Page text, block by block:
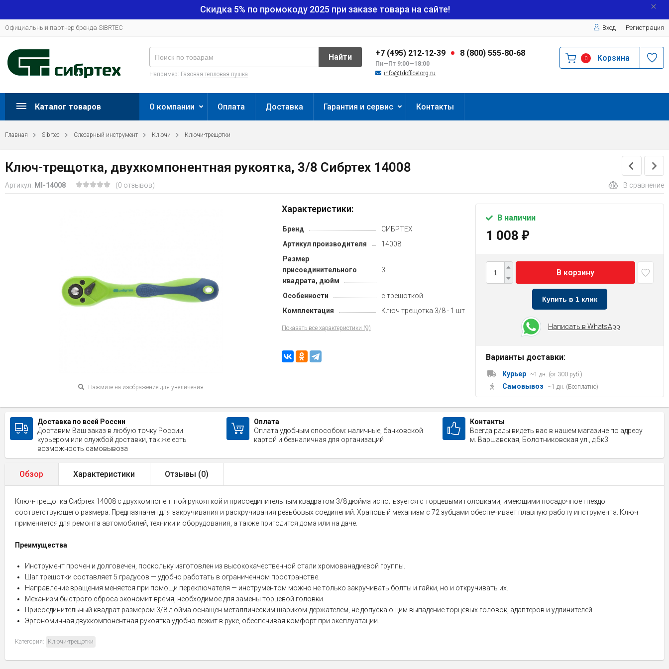
Скидка 5% по промокоду 2025 при заказе товара на сайте!
Официальный партнер бренда SIBRTEC Вход Регистрация
+7 (495) 212-12-39 8 (800) 555-80-68
Пн—Пт 9:00—18:00
info@tdofficetorg.ru
Найти
Например: Газовая тепловая пушка
0 Корзина
Каталог товаров О компании Оплата Доставка Гарантия и сервис Контакты
Главная Sibrtec Слесарный инструмент Ключи Ключи-трещотки
Ключ-трещотка, двухкомпонентная рукоятка, 3/8 Сибртех 14008
Артикул: MI-14008 (0 отзывов) В сравнение
Нажмите на изображение для увеличения
Характеристики:
Бренд
СИБРТЕХ
Артикул производителя
14008
Размер
присоединительного
квадрата, дюйм
3
Особенности
с трещоткой
Комплектация
Ключ трещотка 3/8 - 1 шт
Показать все характеристики (9)
В наличии
1 008 ₽
В корзину
Купить в 1 клик
Написать в WhatsApp
Варианты доставки:
Курьер ~1 дн. (от 300 руб.)
Самовывоз ~1 дн. (Бесплатно)
Доставка по всей России
Доставим Ваш заказ в любую точку России
курьером или службой доставки, так же есть
возможность самовывоза
Оплата
Оплата удобным способом: наличные, банковской
картой и безналичная для организаций
Контакты
Всегда рады видеть вас в нашем магазине по адресу
м. Варшавская, Болотниковская ул., д.5к3
Обзор Характеристики Отзывы (0)
Ключ-трещотка Сибртех 14008 с двухкомпонентной рукояткой и присоединительным квадратом 3/8 дюйма используется с торцевыми головками, имеющими посадочное гнездо
соответствующего размера. Предназначен для закручивания и раскручивания резьбовых соединений. Храповый механизм с 72 зубцами обеспечивает плавную работу инструмента. Ключ
применяется для ремонта автомобилей, техники и оборудования, а также пригодится дома или на даче.
Преимущества
Инструмент прочен и долговечен, поскольку изготовлен из высококачественной стали хромованадиевой группы.
Шаг трещотки составляет 5 градусов — удобно работать в ограниченном пространстве.
Направление вращения меняется при помощи переключателя — инструментом можно не только закручивать болты и гайки, но и откручивать их.
Механизм быстрого сброса экономит время, необходимое для замены торцевой головки.
Присоединительный квадрат размером 3/8 дюйма оснащен металлическим шариком-держателем, не допускающим выпадение торцевых головок, адаптеров и удлинителей.
Эргономичная двухкомпонентная рукоятка удобно лежит в руке, обеспечивая комфорт при эксплуатации.
Категория: Ключи-трещотки